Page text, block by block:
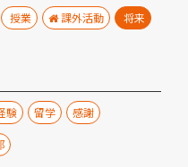
授業 課外活動 将来
験 留学 感謝